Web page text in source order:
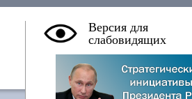
Версия для
слабовидящих